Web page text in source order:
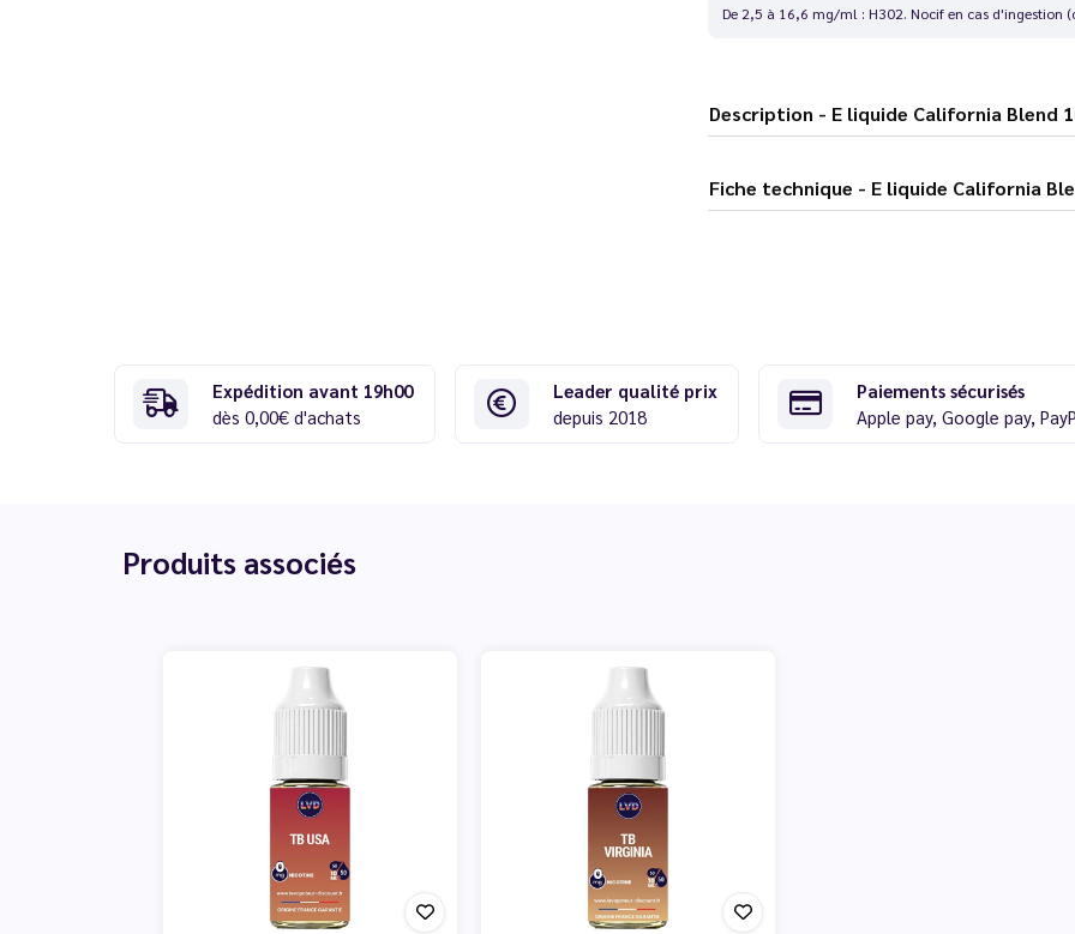
De 2,5 à 16,6 mg/ml : H302. Nocif en cas d'ingestion
Description - E liquide California
Fiche technique - E liquide
Expédition avant 19h00
dès 0,00€ d'achats
Leader qualité prix
depuis 2018
Paiements sécurisés
Apple pay, Google pay,
Produits associés